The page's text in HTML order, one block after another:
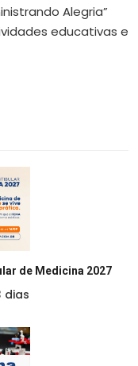
Alegria”
educativas e
de Medicina 2027
dias